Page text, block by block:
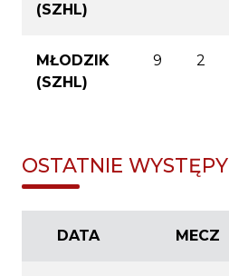
(SZHL)
MŁODZIK
(SZHL)
9 2
OSTATNIE WYSTĘPY
DATA MECZ